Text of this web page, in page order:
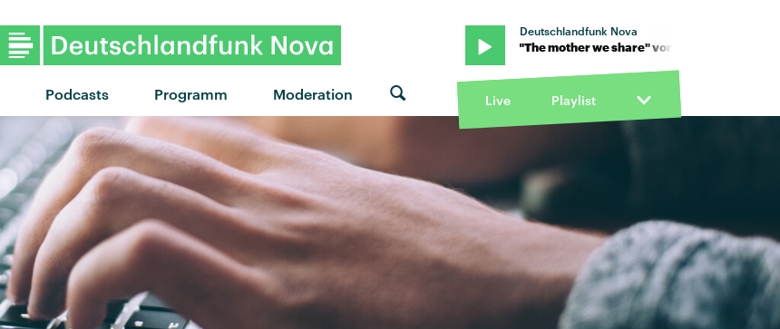
Podcasts Programm Moderation
Deutschlandfunk Nova
"The mother we share" von Chvrches · "The mother we share" von Chvrches · "The mother we
Live Playlist